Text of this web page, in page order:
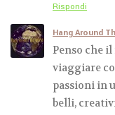
Rispondi
Hang Around
Penso che
viaggiare
passioni in
belli,